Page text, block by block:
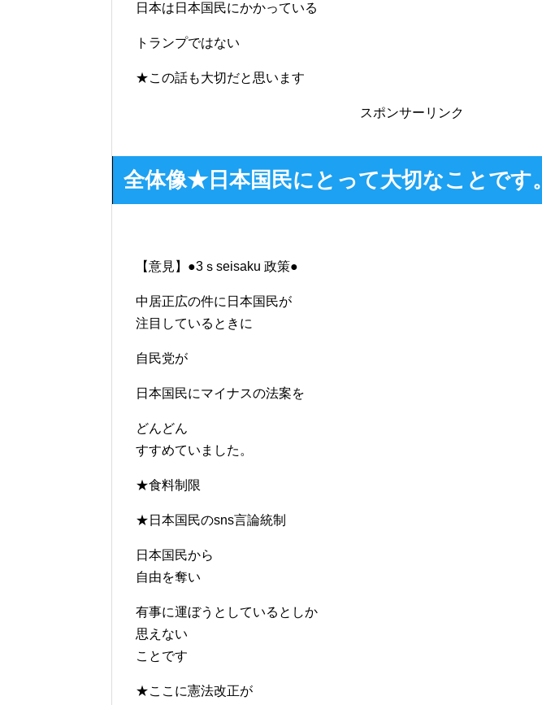
日本は日本国民にかかっている
トランプではない
★この話も大切だと思います
スポンサーリンク
全体像★日本国民にとって大切なことです。
【意見】●3ｓseisaku 政策●
中居正広の件に日本国民が
注目しているときに
自民党が
日本国民にマイナスの法案を
どんどん
すすめていました。
★食料制限
★日本国民のsns言論統制
日本国民から
自由を奪い
有事に運ぼうとしているとしか
思えない
ことです
★ここに憲法改正が